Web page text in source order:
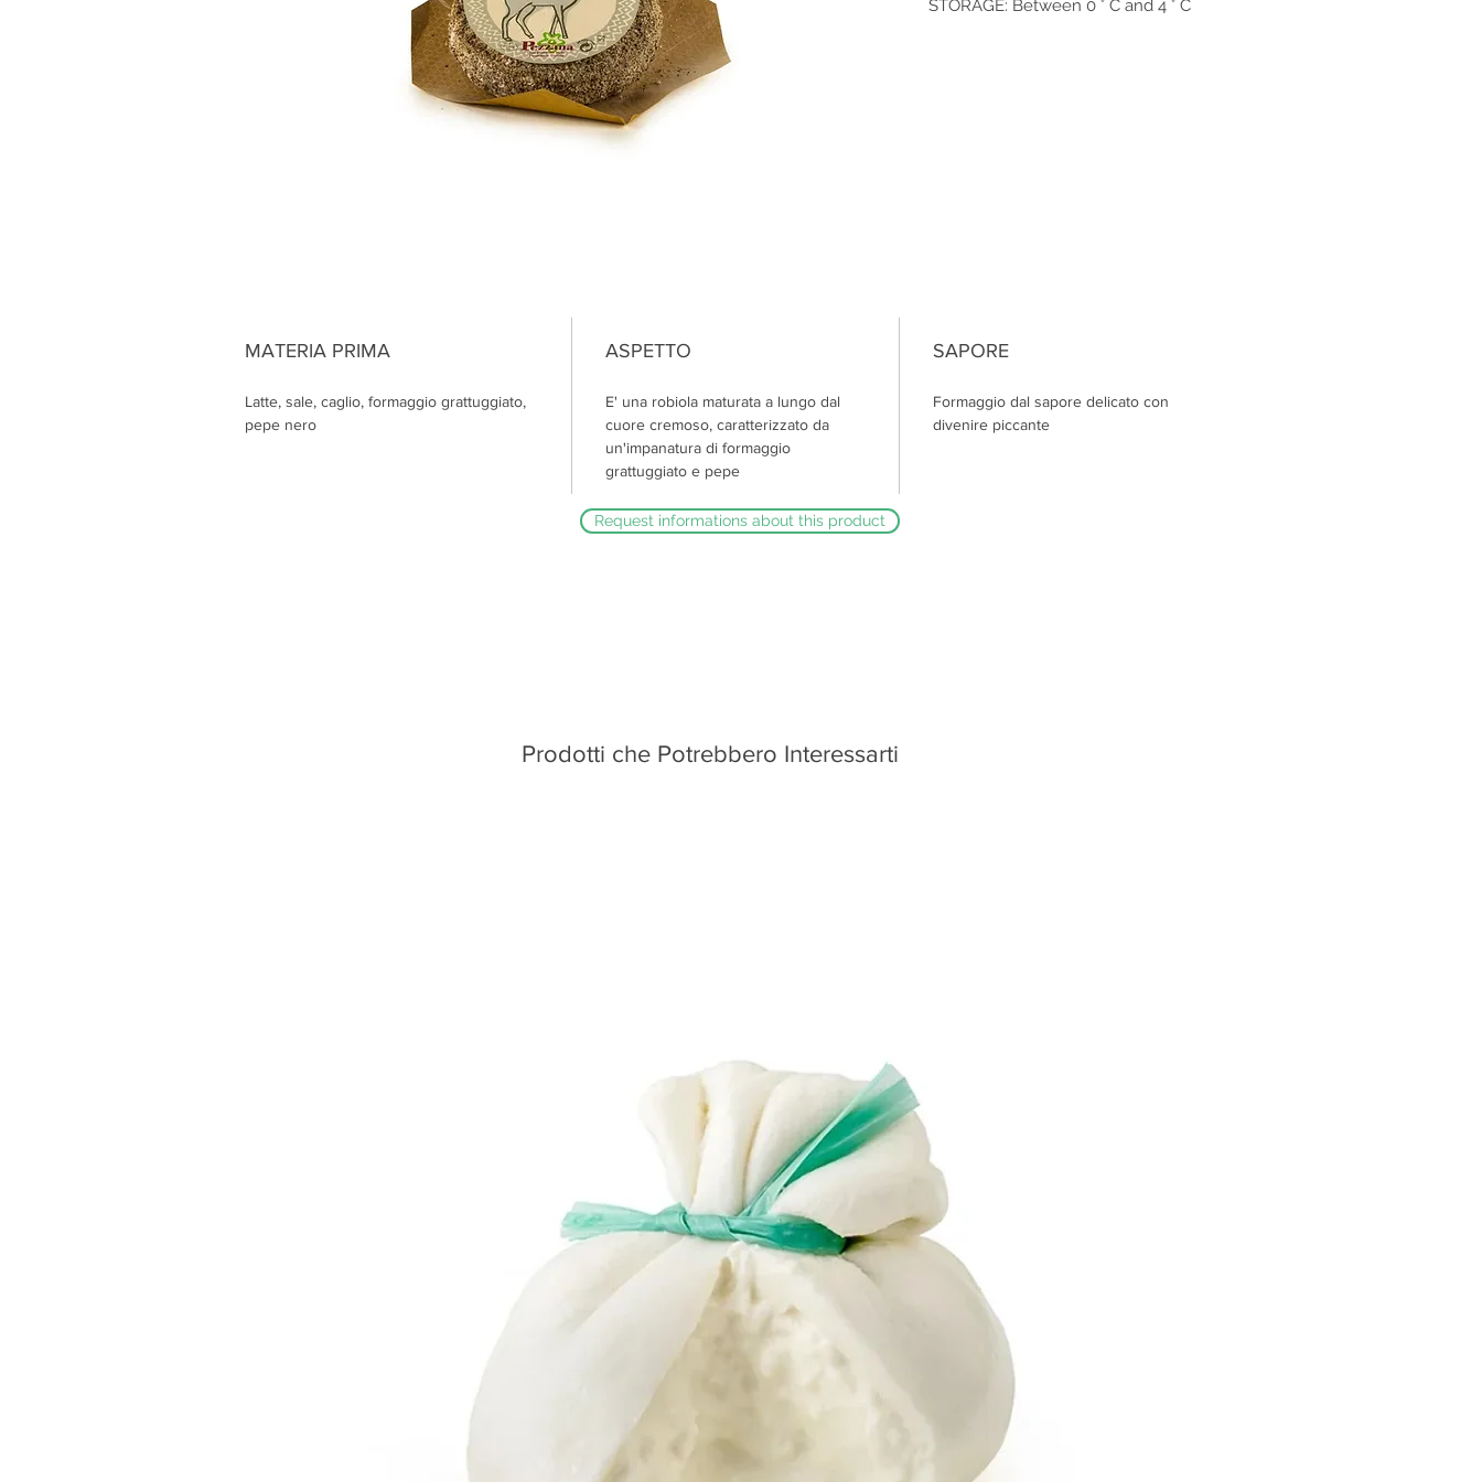
STORAGE: Between 0 ° C and 4 ° C
MATERIA PRIMA
Latte, sale, caglio, formaggio grattuggiato,
pepe nero
ASPETTO
E' una robiola maturata a lungo dal
cuore cremoso, caratterizzato da
un'impanatura di formaggio
grattuggiato e pepe
SAPORE
Formaggio dal sapore delicato con
divenire piccante
Request informations about this product
Prodotti che Potrebbero Interessarti